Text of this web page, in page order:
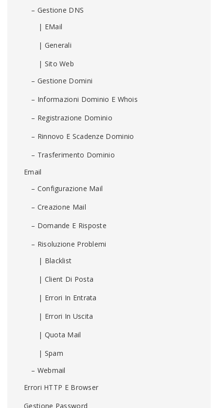
– Gestione DNS
| EMail
| Generali
| Sito Web
– Gestione Domini
– Informazioni Dominio E Whois
– Registrazione Dominio
– Rinnovo E Scadenze Dominio
– Trasferimento Dominio
Email
– Configurazione Mail
– Creazione Mail
– Domande E Risposte
– Risoluzione Problemi
| Blacklist
| Client Di Posta
| Errori In Entrata
| Errori In Uscita
| Quota Mail
| Spam
– Webmail
Errori HTTP E Browser
Gestione Password